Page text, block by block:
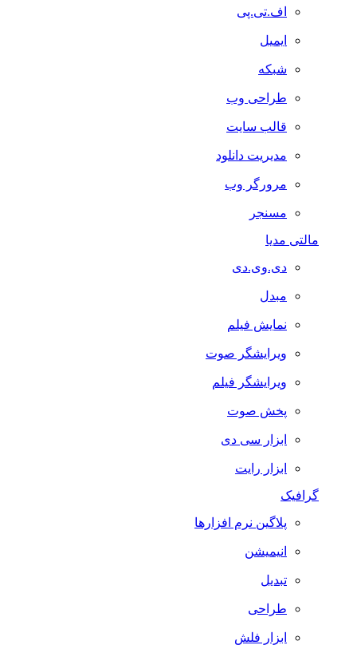
اف.تی.پی
ایمیل
شبکه
طراحی وب
قالب سایت
مدیریت دانلود
مرورگر وب
مسنجر
مالتی مدیا
دی.وی.دی
مبدل
نمایش فیلم
ویرایشگر صوت
ویرایشگر فیلم
پخش صوت
ابزار سی دی
ابزار رایت
گرافیک
پلاگین نرم افزارها
انیمیشن
تبدیل
طراحی
ابزار فلش